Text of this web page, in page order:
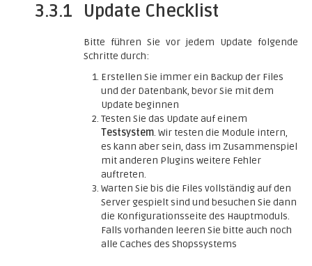
3.3.1 Update Checklist
Bitte führen Sie vor jedem Update folgende
Schritte durch:
Erstellen Sie immer ein Backup der Files
und der Datenbank, bevor Sie mit dem
Update beginnen
Testen Sie das Update auf einem
Testsystem. Wir testen die Module intern,
es kann aber sein, dass im Zusammenspiel
mit anderen Plugins weitere Fehler
auftreten.
Warten Sie bis die Files vollständig auf den
Server gespielt sind und besuchen Sie dann
die Konfigurationsseite des Hauptmoduls.
Falls vorhanden leeren Sie bitte auch noch
alle Caches des Shopssystems